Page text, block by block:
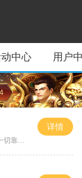
中心 用户
打
详情